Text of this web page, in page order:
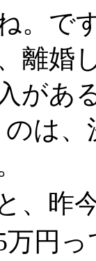
。で
離婚
があ
のは
、昨
万円